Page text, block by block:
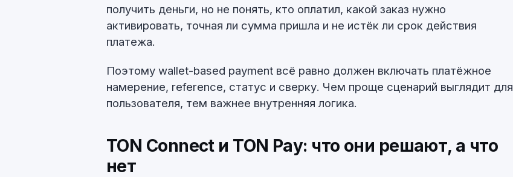
получить деньги, но не понять, кто оплатил, какой заказ нужно
активировать, точная ли сумма пришла и не истёк ли срок действия
платежа.
Поэтому wallet-based payment всё равно должен включать платёжное
намерение, reference, статус и сверку. Чем проще сценарий выглядит для
пользователя, тем важнее внутренняя логика.
TON Connect и TON Pay: что они решают, а что
нет